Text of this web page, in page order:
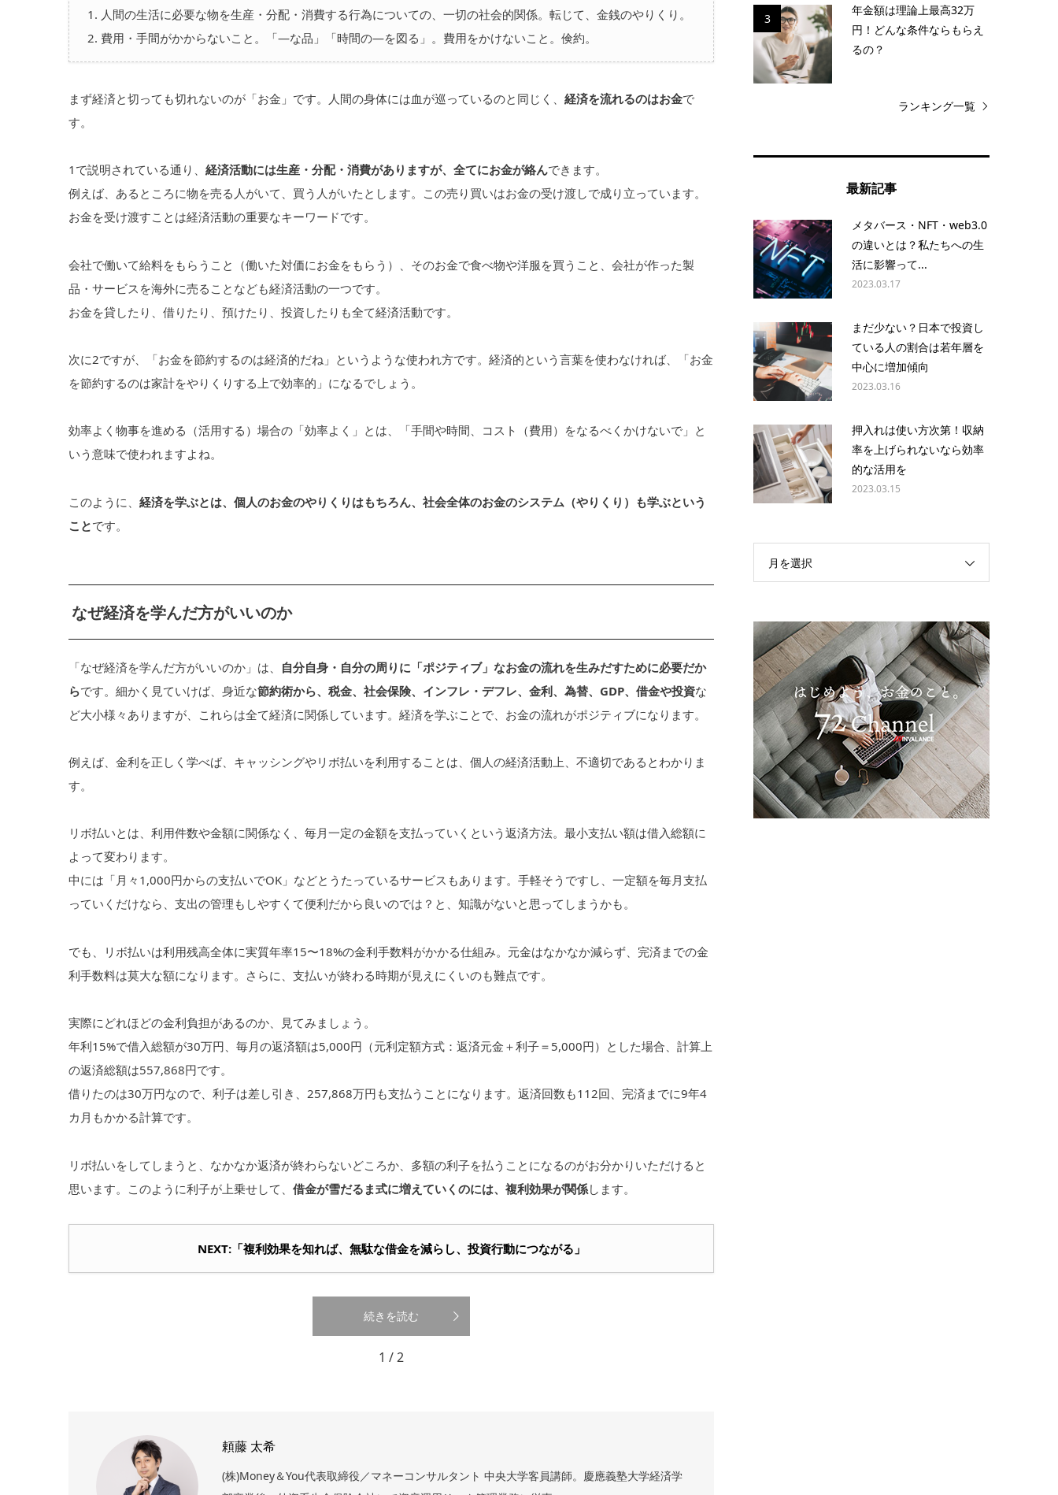
1. 人間の生活に必要な物を生産・分配・消費する行為についての、一切の社会的関係。転じて、金銭のやりくり。
2. 費用・手間がかからないこと。「―な品」「時間の―を図る」。費用をかけないこと。倹約。
まず経済と切っても切れないのが「お金」です。人間の身体には血が巡っているのと同じく、 経済を流れるのはお金で
す。
1で説明されている通り、 経済活動には生産・分配・消費がありますが、全てにお金が絡んできます。
例えば、あるところに物を売る人がいて、買う人がいたとします。この売り買いはお金の受け渡しで成り立っています。
お金を受け渡すことは経済活動の重要なキーワードです。
会社で働いて給料をもらうこと（働いた対価にお金をもらう）、そのお金で食べ物や洋服を買うこと、会社が作った製
品・サービスを海外に売ることなども経済活動の一つです。
お金を貸したり、借りたり、預けたり、投資したりも全て経済活動です。
次に2ですが、「お金を節約するのは経済的だね」というような使われ方です。経済的という言葉を使わなければ、「お金
を節約するのは家計をやりくりする上で効率的」になるでしょう。
効率よく物事を進める（活用する）場合の「効率よく」とは、「手間や時間、コスト（費用）をなるべくかけないで」と
いう意味で使われますよね。
このように、 経済を学ぶとは、個人のお金のやりくりはもちろん、社会全体のお金のシステム（やりくり）も学ぶという
ことです。
なぜ経済を学んだ方がいいのか
「なぜ経済を学んだ方がいいのか」は、 自分自身・自分の周りに「ポジティブ」なお金の流れを生みだすために必要だか
らです。細かく見ていけば、身近な節約術から、税金、社会保険、インフレ・デフレ、金利、為替、GDP、借金や投資な
ど大小様々ありますが、これらは全て経済に関係しています。経済を学ぶことで、お金の流れがポジティブになります。
例えば、金利を正しく学べば、キャッシングやリボ払いを利用することは、個人の経済活動上、不適切であるとわかりま
す。
リボ払いとは、利用件数や金額に関係なく、毎月一定の金額を支払っていくという返済方法。最小支払い額は借入総額に
よって変わります。
中には「月々1,000円からの支払いでOK」などとうたっているサービスもあります。手軽そうですし、一定額を毎月支払
っていくだけなら、支出の管理もしやすくて便利だから良いのでは？と、知識がないと思ってしまうかも。
でも、リボ払いは利用残高全体に実質年率15〜18%の金利手数料がかかる仕組み。元金はなかなか減らず、完済までの金
利手数料は莫大な額になります。さらに、支払いが終わる時期が見えにくいのも難点です。
実際にどれほどの金利負担があるのか、見てみましょう。
年利15%で借入総額が30万円、毎月の返済額は5,000円（元利定額方式：返済元金＋利子＝5,000円）とした場合、計算上
の返済総額は557,868円です。
借りたのは30万円なので、利子は差し引き、257,868万円も支払うことになります。返済回数も112回、完済までに9年4
カ月もかかる計算です。
リボ払いをしてしまうと、なかなか返済が終わらないどころか、多額の利子を払うことになるのがお分かりいただけると
思います。このように利子が上乗せして、 借金が雪だるま式に増えていくのには、複利効果が関係します。
NEXT:「複利効果を知れば、無駄な借金を減らし、投資行動につながる」
続きを読む
1 / 2
頼藤 太希
(株)Money＆You代表取締役／マネーコンサルタント 中央大学客員講師。慶應義塾大学経済学
3
年金額は理論上最高32万
円！どんな条件ならもらえ
るの？
ランキング一覧
最新記事
メタバース・NFT・web3.0
の違いとは？私たちへの生
活に影響って...
2023.03.17
まだ少ない？日本で投資し
ている人の割合は若年層を
中心に増加傾向
2023.03.16
押入れは使い方次第！収納
率を上げられないなら効率
的な活用を
2023.03.15
月を選択